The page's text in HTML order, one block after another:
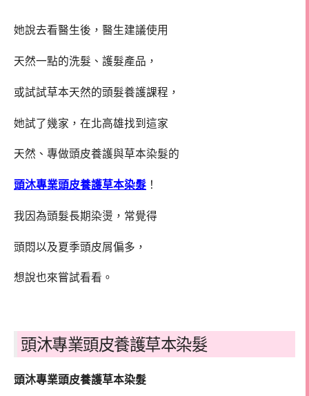
她說去看醫生後，醫生建議使用
天然一點的洗髮、護髮產品，
或試試草本天然的頭髮養護課程，
她試了幾家，在北高雄找到這家
天然、專做頭皮養護與草本染髮的
頭沐專業頭皮養護草本染髮 ！
我因為頭髮長期染燙，常覺得
頭悶以及夏季頭皮屑偏多，
想說也來嘗試看看。
頭沐專業頭皮養護草本染髮
頭沐專業頭皮養護草本染髮